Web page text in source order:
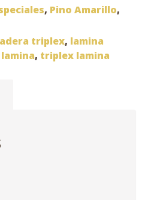
, Pino Amarillo,
triplex, lamina
, triplex lamina